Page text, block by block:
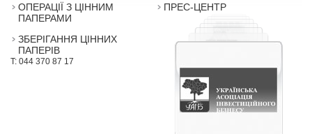
ОПЕРАЦІЇ З ЦІННИМ
ПАПЕРАМИ
ЗБЕРІГАННЯ ЦІННИХ
ПАПЕРІВ
T: 044 370 87 17
ПРЕС-ЦЕНТР